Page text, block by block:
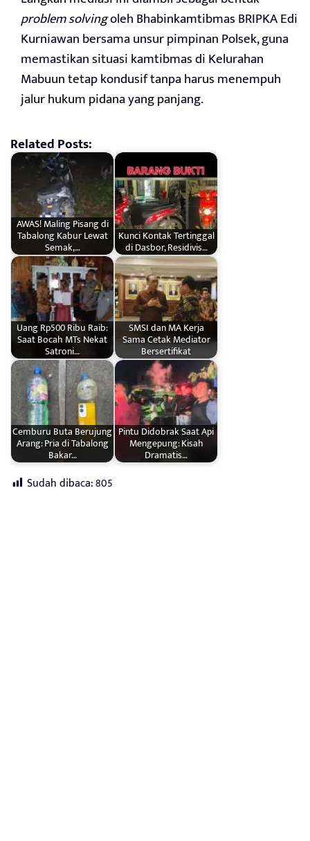
problem solvingoleh Bhabinkamtibmas BRIPKA Edi
Kurniawan bersama unsur pimpinan Polsek, guna
memastikan situasi kamtibmas di Kelurahan
Mabuun tetap kondusif tanpa harus menempuh
jalur hukum pidana yang panjang.
Related Posts:
AWAS! Maling Pisang di
Tabalong Kabur Lewat
Semak,…
Kunci Kontak Tertinggal
di Dasbor, Residivis…
Uang Rp500 Ribu Raib:
Saat Bocah MTs Nekat
Satroni…
SMSI dan MA Kerja
Sama Cetak Mediator
Bersertifikat
Cemburu Buta Berujung
Arang: Pria di Tabalong
Bakar…
Pintu Didobrak Saat Api
Mengepung: Kisah
Dramatis…
Sudah dibaca:805